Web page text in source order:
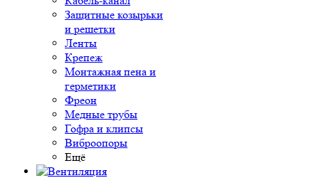
Защитные козырьки
и решетки
Ленты
Крепеж
Монтажная пена и
герметики
Фреон
Медные трубы
Гофра и клипсы
Виброопоры
Ещё